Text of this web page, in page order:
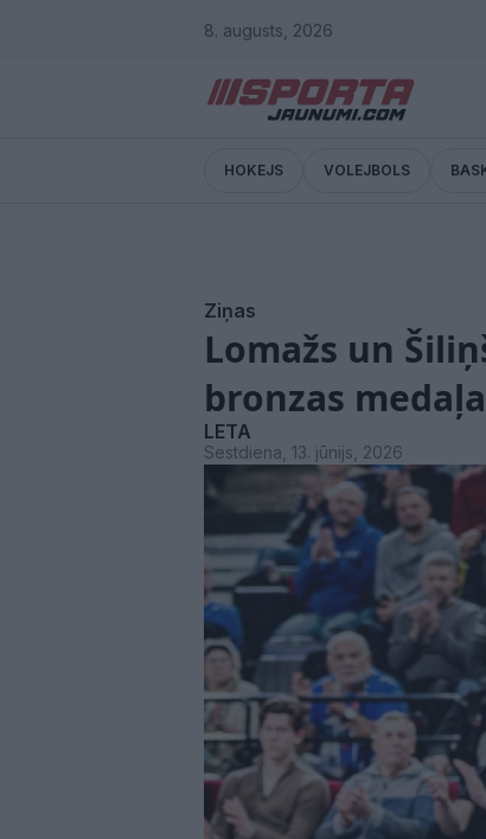
8. augusts, 2026
HOKEJS VOLEJBOLS
Ziņas
Lomažs un
bronzas
LETA
Sestdiena, 13. jūnijs, 2026